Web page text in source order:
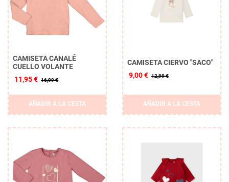
CAMISETA CANALÉ
CUELLO VOLANTE
11,95 € 16,99 €
AÑADIR A LA CESTA
CAMISETA CIERVO "SACO"
9,00 € 12,99 €
AÑADIR A LA CESTA